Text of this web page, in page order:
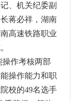
、机关纪委副
蒋必祥，湖南
高速铁路职业
作考核两部
操作能力和职
校的49名选手